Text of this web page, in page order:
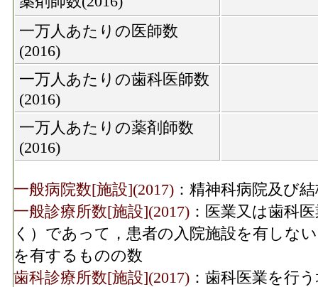
一万人あたりの医師数
(2016)
一万人あたりの歯科医師数
(2016)
一万人あたりの薬剤師数
(2016)
一般病院数[施設](2017) ：精神科病院及び
一般診療所数[施設](2017) ：医業又は歯科
く）であって，患者の入院施設を有しな
を有するものの数
歯科診療所数[施設](2017) ：歯科医業を行